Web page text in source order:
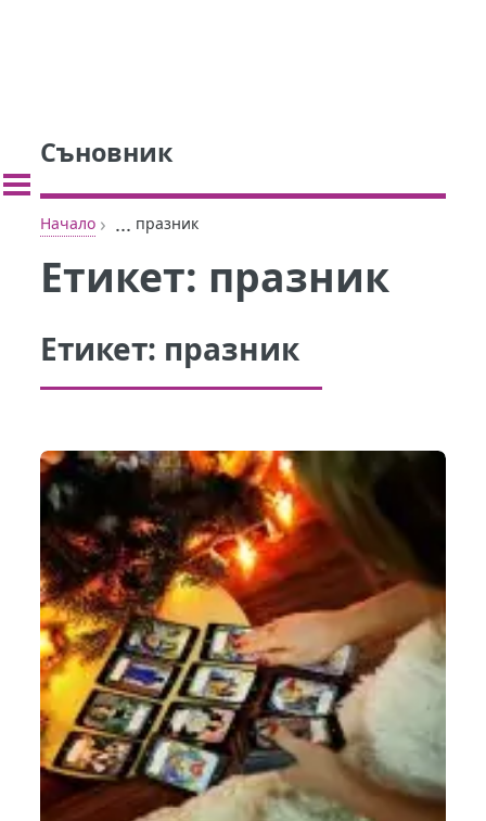
Съновник
Начало › ... празник
Етикет: празник
Етикет: празник